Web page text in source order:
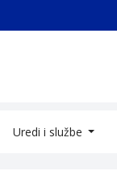
Uredi i službe